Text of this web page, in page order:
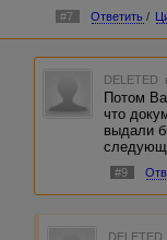
#7 Ответить /
DELETED
Потом
что
выдали
#9
DELETED